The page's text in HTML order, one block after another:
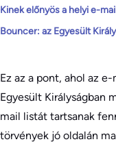
Kinek előnyös a helyi e-
Bouncer: az Egyesült
Ez az a pont, ahol az
Egyesült Királyságban
mail listát tartsanak
törvények jó oldalán